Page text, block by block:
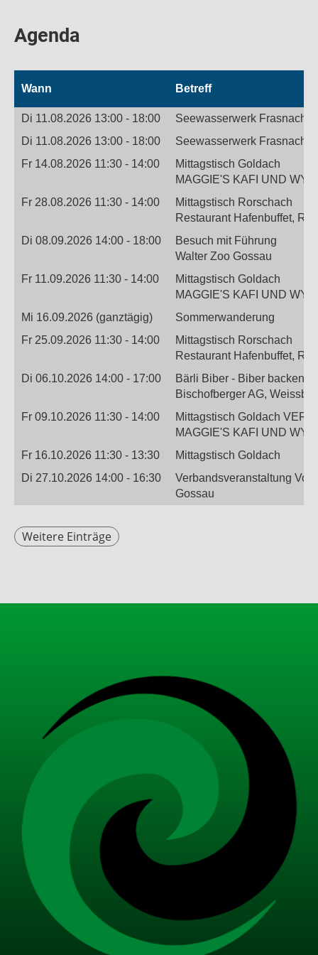
Agenda
Wann Betreff
Di 11.08.2026 13:00 - 18:00
Seewasserwerk Frasnacht
Di 11.08.2026 13:00 - 18:00
Seewasserwerk Frasnacht
Fr 14.08.2026 11:30 - 14:00
Mittagstisch Goldach
MAGGIE'S KAFI UND WY
Fr 28.08.2026 11:30 - 14:00
Mittagstisch Rorschach
Restaurant Hafenbuffet,
Di 08.09.2026 14:00 - 18:00
Besuch mit Führung
Walter Zoo Gossau
Fr 11.09.2026 11:30 - 14:00
Mittagstisch Goldach
MAGGIE'S KAFI UND WY
Mi 16.09.2026 (ganztägig)
Sommerwanderung
Fr 25.09.2026 11:30 - 14:00
Mittagstisch Rorschach
Restaurant Hafenbuffet,
Di 06.10.2026 14:00 - 17:00
Bärli Biber - Biber backen
Bischofberger AG,
Fr 09.10.2026 11:30 - 14:00
Mittagstisch Goldach
MAGGIE'S KAFI UND WY
Fr 16.10.2026 11:30 - 13:30
Mittagstisch Goldach
Di 27.10.2026 14:00 - 16:30
Verbandsveranstaltung
Gossau
Weitere Einträge